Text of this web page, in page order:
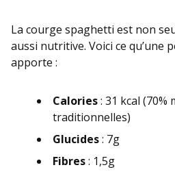
La courge spaghetti est non
aussi nutritive. Voici ce qu’une
apporte :
Calories: 31 kcal (70%
traditionnelles)
Glucides: 7g
Fibres: 1,5g